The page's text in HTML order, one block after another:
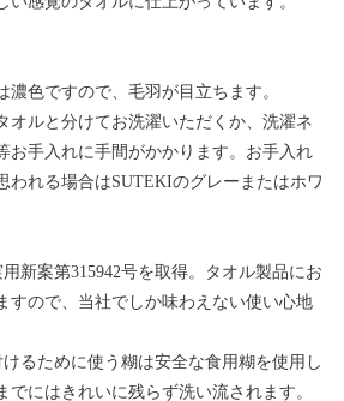
濃色ですので、毛羽が目立ちます。
オルと分けてお洗濯いただくか、洗濯ネ
お手入れに手間がかかります。お手入れ
われる場合はSUTEKIのグレーまたはホワ
新案第315942号を取得。タオル製品にお
すので、当社でしか味わえない使い心地
るために使う糊は安全な食用糊を使用し
でにはきれいに残らず洗い流されます。